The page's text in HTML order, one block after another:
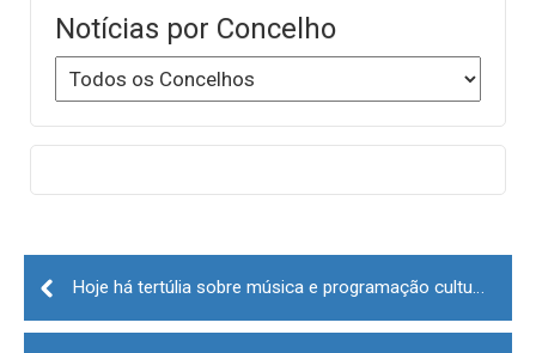
Notícias por Concelho
Post
navigation
Hoje há tertúlia sobre música e programação cultural no interior